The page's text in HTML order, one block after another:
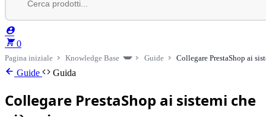

 0
Pagina iniziale Knowledge Base Guide Collegare PrestaShop ai
Guide Guida
Collegare PrestaShop ai sistemi che